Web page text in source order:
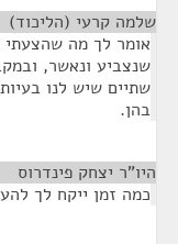
שלמה קרעי (הליכוד)
אומר לך מה שהצעתי
שנצביע ונאשר,
שתיים שיש לנו
בהן.
היו"ר יצחק פינדרוס
כמה זמן ייקח לך